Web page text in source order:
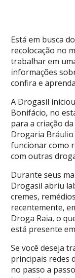
Está em busca
recolocação no
trabalhar em
informações
confira e
A Drogasil
Bonifácio, no
para a criação
Drogaria Bráulio
funcionar como
com outras
Durante seus
Drogasil abriu
cremes,
recentemente,
Droga Raia, o
está presente
Se você deseja
principais redes
no passo a